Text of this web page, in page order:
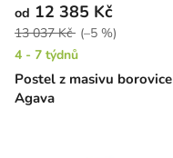
Postel z masivu borovice
Agava
od 12 385 Kč
13 037 Kč (–5 %)
4 - 7 týdnů